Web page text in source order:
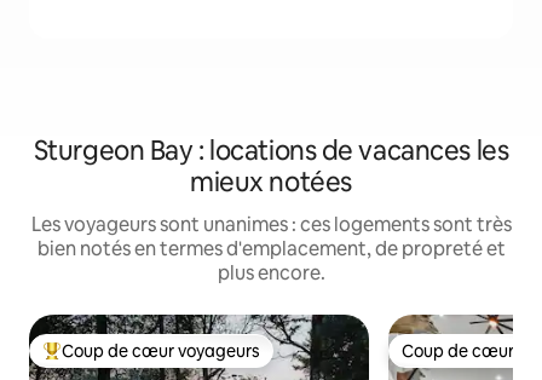
Sturgeon Bay : locations de vacances les
mieux notées
Les voyageurs sont unanimes : ces logements sont très
bien notés en termes d'emplacement, de propreté et
plus encore.
Coups de cœur voyageurs les plus appréciés
Coup de cœur voyageurs Coup de cœur
Coup de cœur